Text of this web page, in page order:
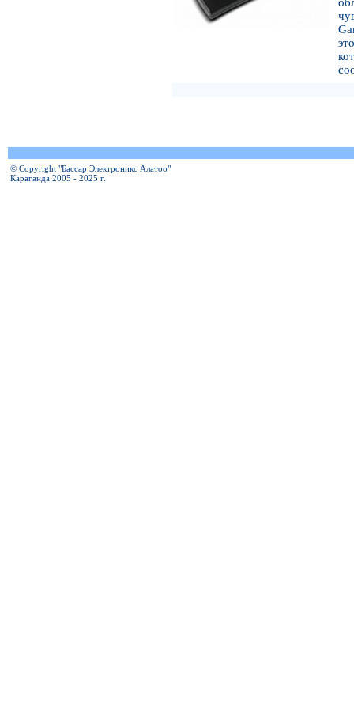
© Copyright "Бассар Электроникс Алатоо"
Караганда 2005 - 2025 г.